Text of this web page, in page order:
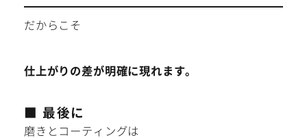
だからこそ
仕上がりの差が明確に現れます。
■ 最後に
磨きとコーティングは